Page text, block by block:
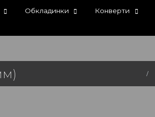
Обкладинки Конверти